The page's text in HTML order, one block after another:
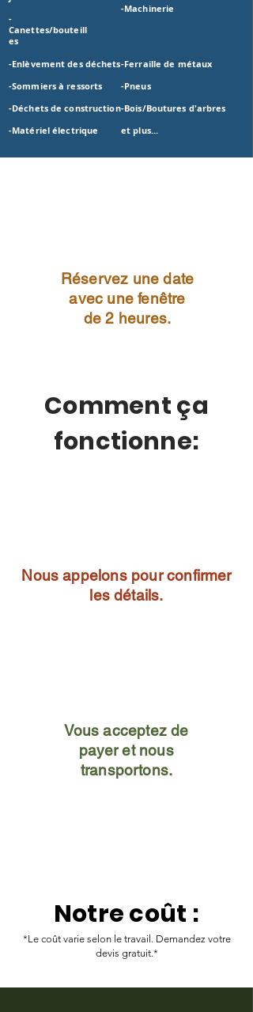
-
Canettes/bouteill
es
-Enlèvement des déchets
-Sommiers à ressorts
-Déchets de construction
-Matériel électrique
-Machinerie
-Ferraille de métaux
-Pneus
-Bois/Boutures d'arbres
et plus...
Réservez une date
avec une fenêtre
de 2 heures.
Comment ça
fonctionne:
Nous appelons pour confirmer
les détails.
Vous acceptez de
payer et nous
transportons.
Notre coût :
*Le coût varie selon le travail. Demandez votre
devis gratuit.*